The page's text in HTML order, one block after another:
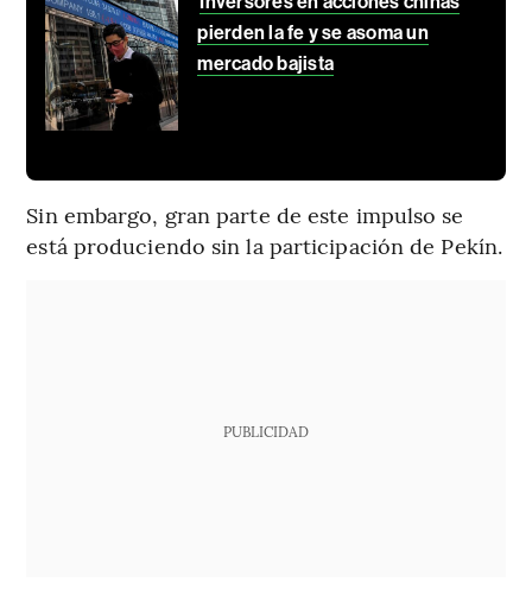
pierden la fe y se asoma un
mercado bajista
Sin embargo, gran parte de este impulso se
está produciendo sin la participación de Pekín.
PUBLICIDAD